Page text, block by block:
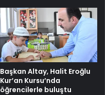
Başkan Altay, Halit Eroğlu
Kur’an Kursu’nda
öğrencilerle buluştu